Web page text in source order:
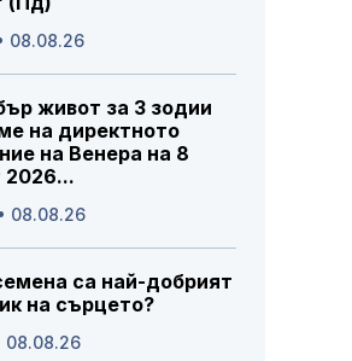
08.08.26
живот за 3 зодии
на директното
на Венера на 8
2026...
08.08.26
са най-добрият
на сърцето?
08.08.26